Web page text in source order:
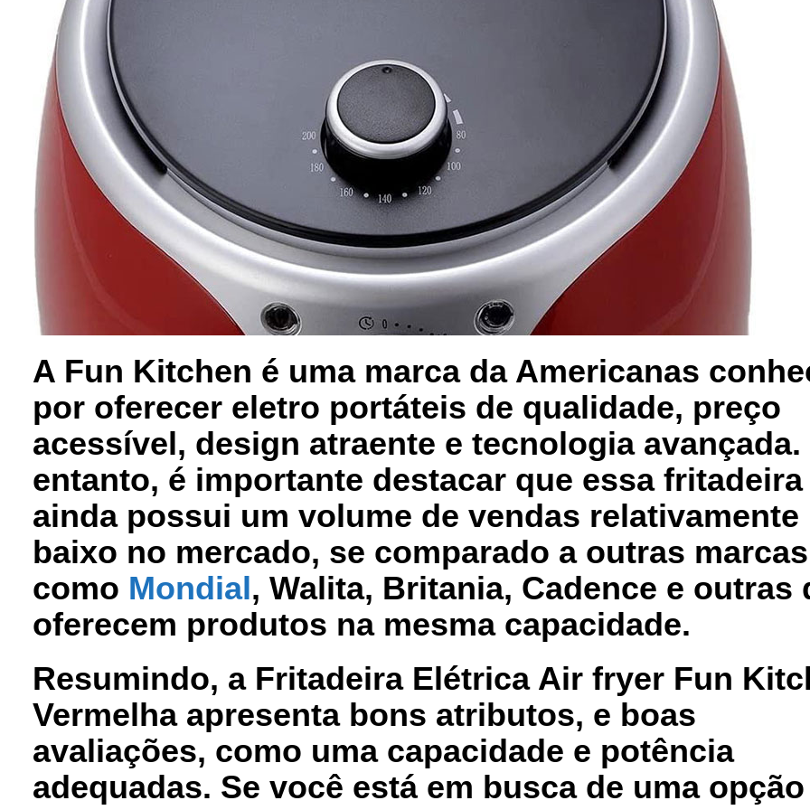
A Fun Kitchen é uma marca da Americanas
por oferecer eletro portáteis de qualidade, preço
acessível, design atraente e tecnologia avançada.
entanto, é importante destacar que essa fritadeira
ainda possui um volume de vendas relativamente
baixo no mercado, se comparado a outras marcas
como Mondial, Walita, Britania, Cadence e outras
oferecem produtos na mesma capacidade.
Resumindo, a Fritadeira Elétrica Air fryer Fun
Vermelha apresenta bons atributos, e boas
avaliações, como uma capacidade e potência
adequadas. Se você está em busca de uma opção